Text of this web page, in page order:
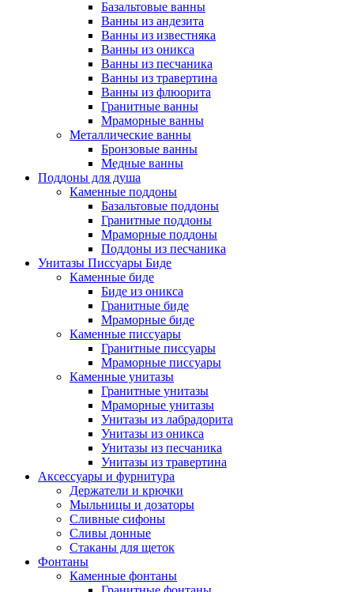
Базальтовые ванны
Ванны из андезита
Ванны из известняка
Ванны из оникса
Ванны из песчаника
Ванны из травертина
Ванны из флюорита
Гранитные ванны
Мраморные ванны
Металлические ванны
Бронзовые ванны
Медные ванны
Поддоны для душа
Каменные поддоны
Базальтовые поддоны
Гранитные поддоны
Мраморные поддоны
Поддоны из песчаника
Унитазы Писсуары Биде
Каменные биде
Биде из оникса
Гранитные биде
Мраморные биде
Каменные писсуары
Гранитные писсуары
Мраморные писсуары
Каменные унитазы
Гранитные унитазы
Мраморные унитазы
Унитазы из лабрадорита
Унитазы из оникса
Унитазы из песчаника
Унитазы из травертина
Аксессуары и фурнитура
Держатели и крючки
Мыльницы и дозаторы
Сливные сифоны
Сливы донные
Стаканы для щеток
Фонтаны
Каменные фонтаны